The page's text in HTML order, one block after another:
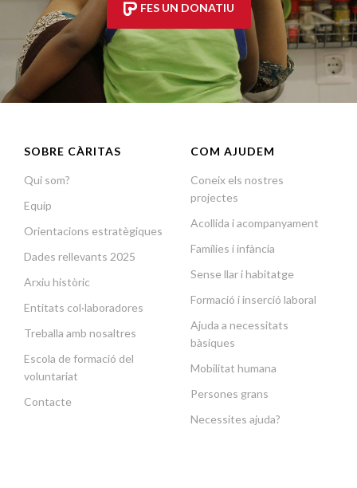
FES UN DONATIU
SOBRE CÀRITAS
Qui som?
Equip
Orientacions estratègiques
Dades rellevants 2025
Arxiu històric
Entitats col·laboradores
Treballa amb nosaltres
Escola de formació del
voluntariat
Contacte
COM AJUDEM
Coneix els nostres
projectes
Acollida i acompanyament
Famílies i infància
Sense llar i habitatge
Formació i inserció laboral
Ajuda a necessitats
bàsiques
Mobilitat humana
Persones grans
Necessites ajuda?